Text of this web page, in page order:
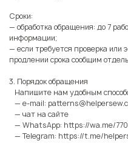
Сроки:
— обработка обращения: до 7
информации;
— если требуется проверка или
продлении срока сообщим
3. Порядок обращения
Напишите нам удобным
— e-mail:
— чат на сайте
— WhatsApp: https://wa.me/
— Telegram: https://t.me/